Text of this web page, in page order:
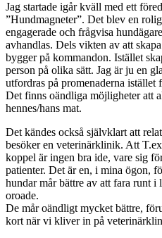
Jag startade igår kväll med ett
”Hundmagneter”. Det blev en
engagerade och frågvisa
avhandlas. Dels vikten av att
bygger på kommandon. Istället
person på olika sätt. Jag är ju en
utfordras på promenaderna
Det finns oändliga möjligheter att
hennes/hans mat.
Det kändes också självklart att
besöker en veterinärklinik. Att
koppel är ingen bra ide, vare sig
patienter. Det är en, i mina ögon,
hundar mår bättre av att fara runt i
oroade.
De mår oändligt mycket bättre,
kort när vi kliver in på